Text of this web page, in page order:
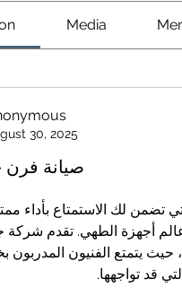
Media
30, 2025
صيانة فرن
قد تواجهها.